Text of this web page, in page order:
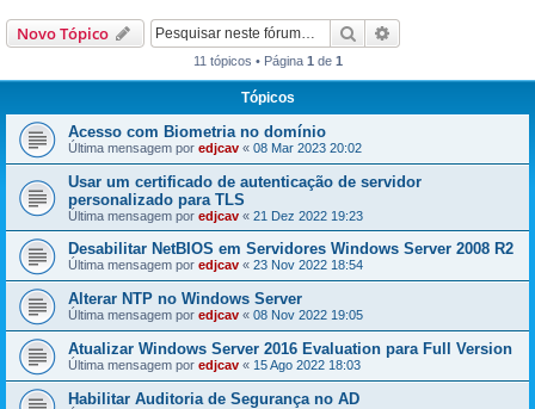
Novo Tópico Pesquisar
11 tópicos • Página 1 de 1
Tópicos
Acesso com Biometria no domínio
Última mensagem por edjcav « 08 Mar 2023 20:02
Usar um certificado de autenticação de servidor
personalizado para TLS
Última mensagem por edjcav « 21 Dez 2022 19:23
Desabilitar NetBIOS em Servidores Windows Server 2008 R2
Última mensagem por edjcav « 23 Nov 2022 18:54
Alterar NTP no Windows Server
Última mensagem por edjcav « 08 Nov 2022 19:05
Atualizar Windows Server 2016 Evaluation para Full Version
Última mensagem por edjcav « 15 Ago 2022 18:03
Habilitar Auditoria de Segurança no AD